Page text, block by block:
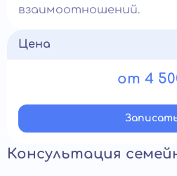
взаимоотношений.
Цена
от 4
Консультация